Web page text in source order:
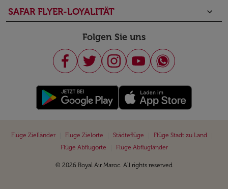
SAFAR FLYER-LOYALITÄT keyboard_arrow_down
Folgen Sie uns
Flüge Zielländer Flüge Zielorte Städteflüge Flüge Stadt zu Land
Flüge Abflugorte
Flüge Abflugländer
© 2026 Royal Air Maroc. All rights reserved